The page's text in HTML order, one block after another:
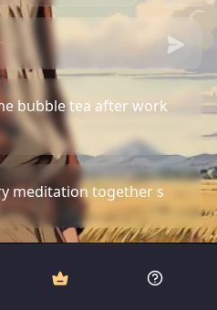
bubble tea after work
meditation together s